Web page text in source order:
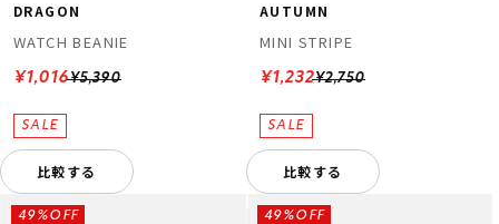
DRAGON
WATCH BEANIE
¥5,390
¥1,016
比較する
AUTUMN
MINI STRIPE
¥2,750
¥1,232
比較する
49%OFF 49%OFF